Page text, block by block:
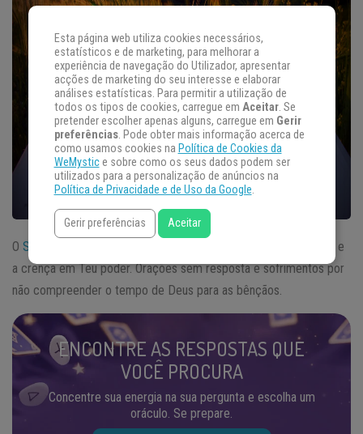
O Salmo
88 mostra os questionamentos a respeito da presença e
a crença em Teu poder. Orações sem resposta e sofrimentos por
não compreender o tempo de Deus para as bênçãos.
ENCONTRE AS RESPOSTAS QUE
VOCÊ PROCURA
Concentre sua energia na sua pergunta e escolha um
oráculo. Se prepare.
Esta página web utiliza cookies necessários,
estatísticos e de marketing, para melhorar a
experiência de navegação do Utilizador, apresentar
acções de marketing do seu interesse e elaborar
análises estatísticas. Para permitir a utilização de
todos os tipos de cookies, carregue em Aceitar. Se
pretender escolher apenas alguns, carregue em Gerir
preferências. Pode obter mais informação acerca de
como usamos cookies na Política de Cookies da
WeMystice sobre como os seus dados podem ser
utilizados para a personalização de anúncios na
Política de Privacidade e de Uso da Google.
Gerir preferências Aceitar